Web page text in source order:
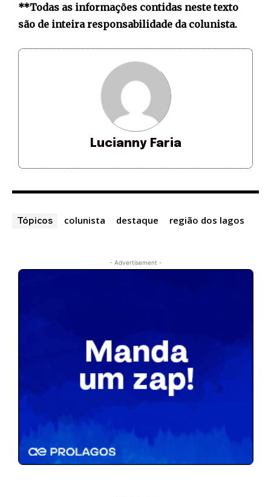
**Todas as informações contidas neste texto
são de inteira responsabilidade da colunista.
Lucianny Faria
Tópicos colunista destaque região dos lagos
- Advertisement -